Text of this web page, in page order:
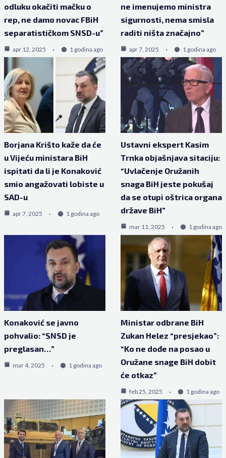
odluku okačiti mačku o
rep, ne damo novac FBiH
separatističkom SNSD-u”
apr 12, 2025 1 godina ago
ne imenujemo ministra
sigurnosti, nema smisla
raditi ništa značajno”
apr 7, 2025 1 godina ago
Borjana Krišto kaže da će
u Vijeću ministara BiH
ispitati da li je Konaković
smio angažovati lobiste u
SAD-u
apr 7, 2025 1 godina ago
Ustavni ekspert Kasim
Trnka objašnjava sitaciju:
“Uvlačenje Oružanih
snaga BiH jeste pokušaj
da se otupi oštrica organa
države BiH”
mar 11, 2025 1 godina ago
Konaković se javno
pohvalio: “SNSD je
preglasan…”
mar 4, 2025 1 godina ago
Ministar odbrane BiH
Zukan Helez “presjekao”:
“Ko ne dođe na posao u
Oružane snage BiH dobit
će otkaz”
feb 25, 2025 1 godina ago